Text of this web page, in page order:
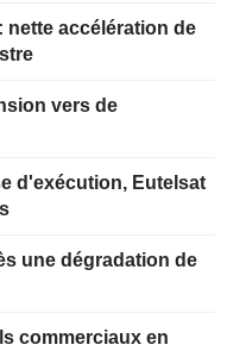
nette accélération de
vers de
d'exécution, Eutelsat
une dégradation de
commerciaux en